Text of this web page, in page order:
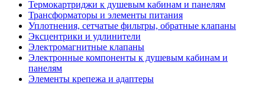
Термокартриджи к душевым кабинам и панелям
Трансформаторы и элементы питания
Уплотнения, сетчатые фильтры, обратные клапаны
Эксцентрики и удлинители
Электромагнитные клапаны
Электронные компоненты к душевым кабинам и
панелям
Элементы крепежа и адаптеры